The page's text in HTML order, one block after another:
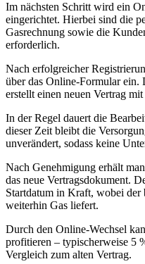
Im nächsten Schritt wird ein
eingerichtet. Hierbei sind die
Gasrechnung sowie die
erforderlich.
Nach erfolgreicher
über das Online-Formular
erstellt einen neuen Vertrag
In der Regel dauert die
dieser Zeit bleibt die
unverändert, sodass keine
Nach Genehmigung erhält
das neue Vertragsdokument.
Startdatum in Kraft, wobei der
weiterhin Gas liefert.
Durch den Online-Wechsel
profitieren – typischerweise 5
Vergleich zum alten Vertrag.